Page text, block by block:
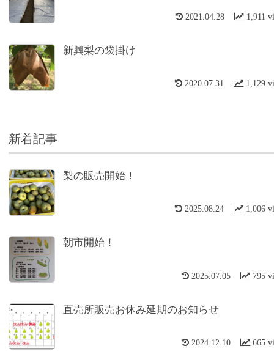
1,911
2021.04.28
新興梨の袋掛け
1,129
2020.07.31
新着記事
梨の販売開始！
1,006
2025.08.24
朝市開始！
795
2025.07.05
直売所販売お休み延期のお知らせ
665
2024.12.10